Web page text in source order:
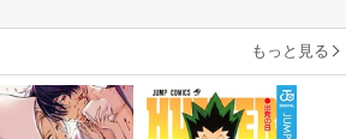
もっと見る